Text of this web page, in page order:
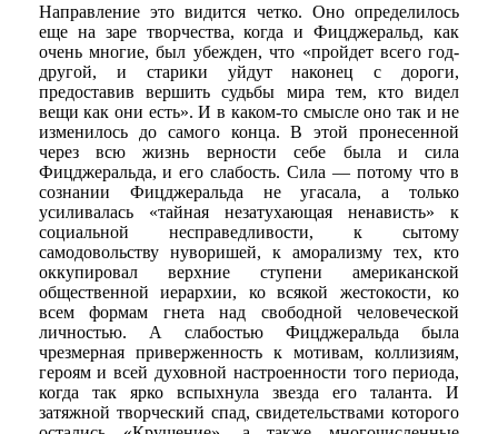
Направление это видится четко. Оно определилось
еще на заре творчества, когда и Фицджеральд, как
очень многие, был убежден, что «пройдет всего год-
другой, и старики уйдут наконец с дороги,
предоставив вершить судьбы мира тем, кто видел
вещи как они есть». И в каком-то смысле оно так и не
изменилось до самого конца. В этой пронесенной
через всю жизнь верности себе была и сила
Фицджеральда, и его слабость. Сила — потому что в
сознании Фицджеральда не угасала, а только
усиливалась «тайная незатухающая ненависть» к
социальной несправедливости, к сытому
самодовольству нуворишей, к аморализму тех, кто
оккупировал верхние ступени американской
общественной иерархии, ко всякой жестокости, ко
всем формам гнета над свободной человеческой
личностью. А слабостью Фицджеральда была
чрезмерная приверженность к мотивам, коллизиям,
героям и всей духовной настроенности того периода,
когда так ярко вспыхнула звезда его таланта. И
затяжной творческий спад, свидетельствами которого